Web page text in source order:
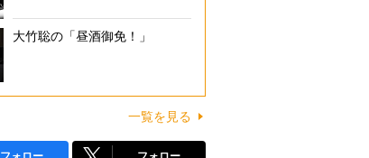
大竹聡の「昼酒御免！」
一覧を見る